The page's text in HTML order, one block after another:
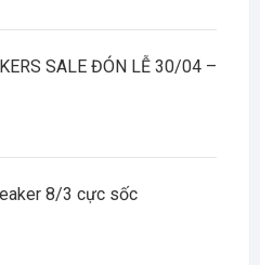
SALE ĐÓN LỄ 30/04 –
8/3 cực sốc